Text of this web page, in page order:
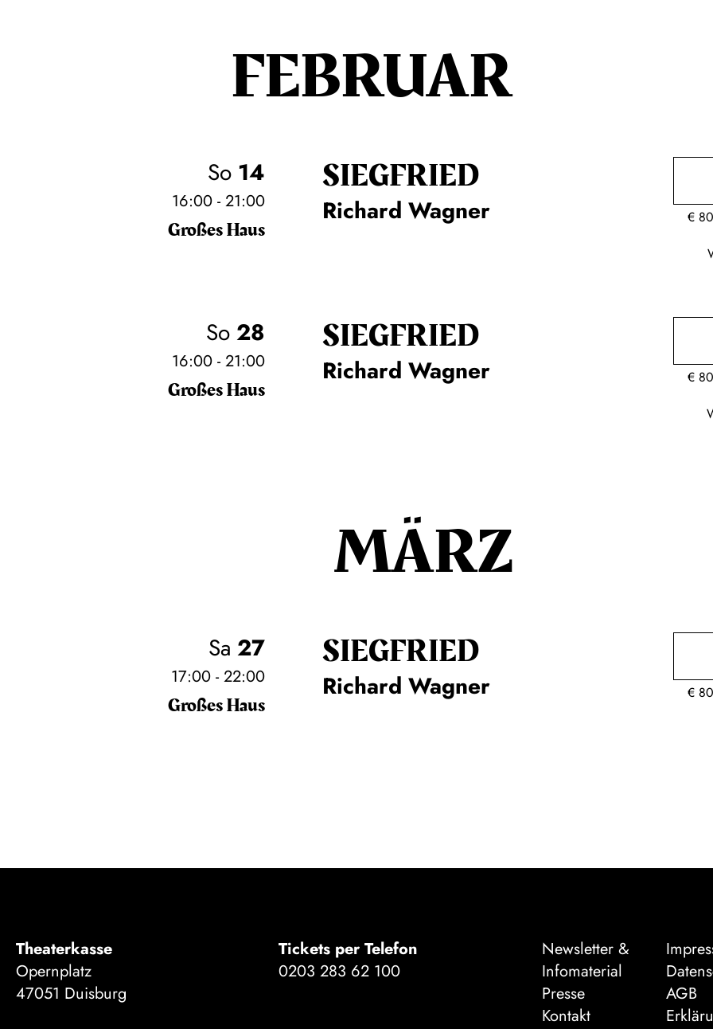
FEBRUAR
So 14
16:00 - 21:00
Großes Haus
SIEG­FRIED
Richard Wagner €
So28
16:00 - 21:00
Großes Haus
SIEG­FRIED
Richard Wagner €
MÄRZ
Sa 27
17:00 - 22:00
Großes Haus
SIEG­FRIED
Richard Wagner €
Theaterkasse
Opernplatz
47051 Duisburg
Tickets per Telefon
0203 283 62 100
Newsletter &
Infomaterial
Presse
Kontakt
AGB